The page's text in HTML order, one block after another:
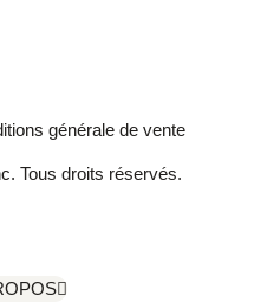
générale de vente
Tous droits réservés.